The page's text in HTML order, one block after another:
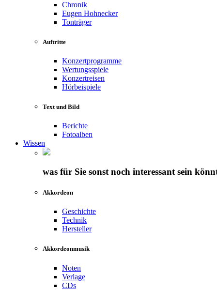
Chronik
Eugen Hohnecker
Tonträger
Auftritte
Konzertprogramme
Wertungsspiele
Konzertreisen
Hörbeispiele
Text und Bild
Berichte
Fotoalben
Wissen
was für Sie sonst noch interessant sein
Akkordeon
Geschichte
Technik
Hersteller
Akkordeonmusik
Noten
Verlage
CDs